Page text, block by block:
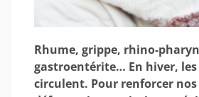
Rhume, grippe, rhino-
gastroentérite… En hiver,
circulent. Pour renforcer nos